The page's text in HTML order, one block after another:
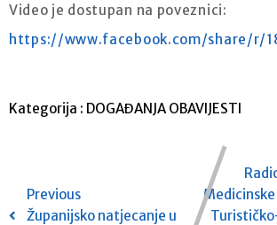
Video je dostupan na poveznici:
https://www.facebook.com/share/r/
Kategorija : DOGAĐANJA OBAVIJESTI
Previous
Županijsko natjecanje u